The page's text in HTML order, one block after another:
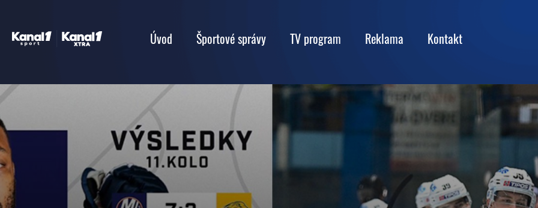
Úvod Športové správy TV program Reklama Kontakt